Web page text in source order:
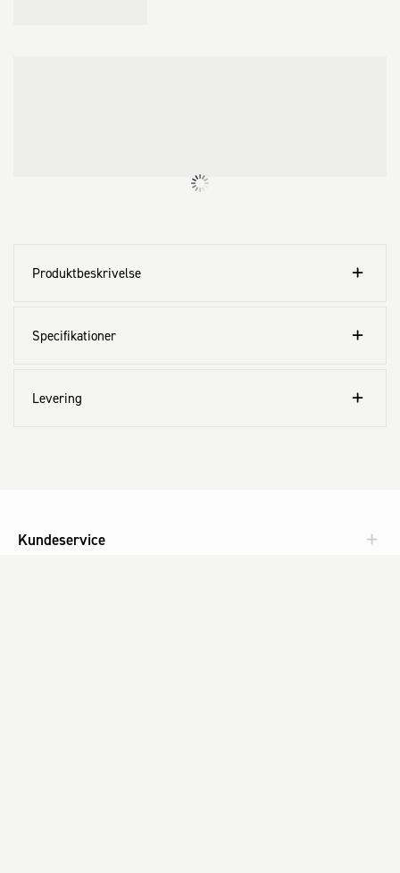
Produktbeskrivelse
Specifikationer
Levering
Kundeservice